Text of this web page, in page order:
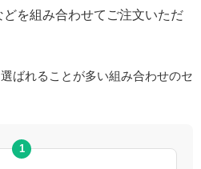
を組み合わせてご注文いただ
ばれることが多い組み合わせのセ
1